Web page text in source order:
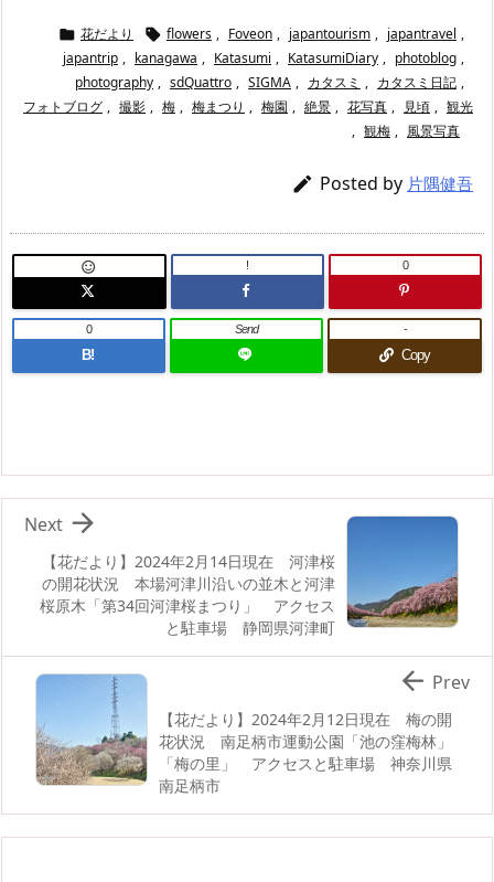
 花だより  flowers , Foveon , japantourism , japantravel ,
japantrip , kanagawa , Katasumi , KatasumiDiary , photoblog ,
photography , sdQuattro , SIGMA , カタスミ , カタスミ日記 ,
フォトブログ , 撮影 , 梅 , 梅まつり , 梅園 , 絶景 , 花写真 , 見頃 , 観光
, 観梅 , 風景写真
 Posted by 片隅健吾
 ! 0
B!
0 Send
Copy
-
【花だより】2024年2月14日現在 河津桜
の開花状況 本場河津川沿いの並木と河津
桜原木「第34回河津桜まつり」 アクセス
と駐車場 静岡県河津町

Next
【花だより】2024年2月12日現在 梅の開
花状況 南足柄市運動公園「池の窪梅林」
「梅の里」 アクセスと駐車場 神奈川県
南足柄市
 Prev